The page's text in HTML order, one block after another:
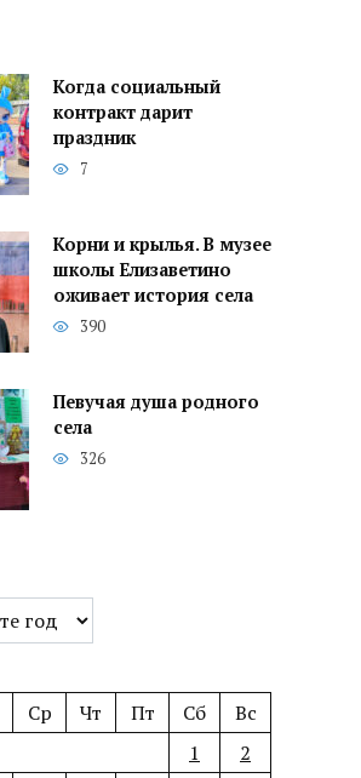
Когда социальный
контракт дарит
праздник
7
Корни и крылья. В музее
школы Елизаветино
оживает история села
390
Певучая душа родного
села
326
Ср Чт Пт Сб
Вс
1
2